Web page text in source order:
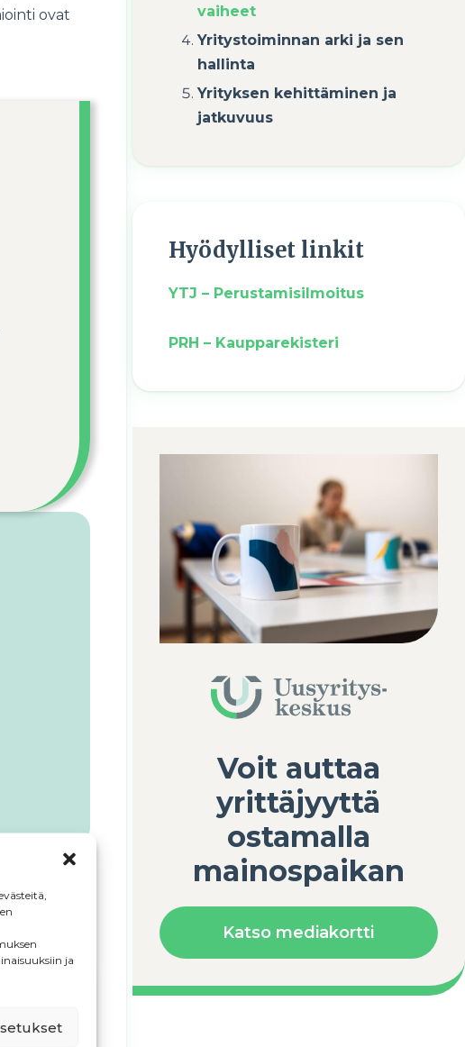
ja
ovat
vaiheet
Yritystoiminnan arki ja sen
hallinta
Yrityksen kehittäminen ja
jatkuvuus
Hyödylliset linkit
YTJ – Perustamisilmoitus
PRH – Kaupparekisteri
Voit auttaa
yrittäjyyttä
ostamalla
mainospaikan
Katso mediakortti